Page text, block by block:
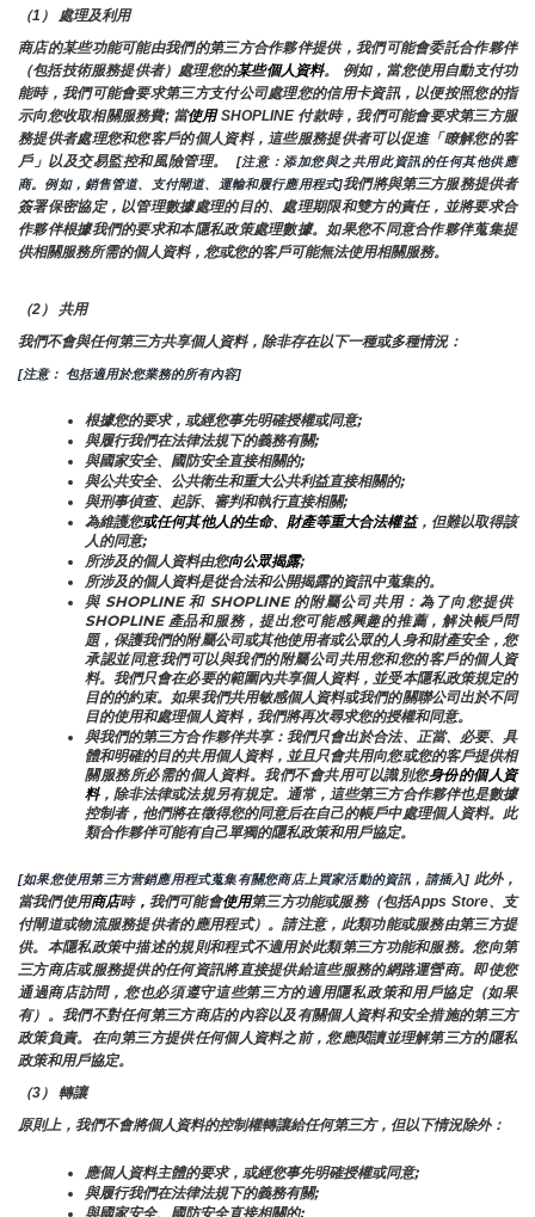
（1） 處理及利用
商店的某些功能可能由我們的第三方合作夥伴提供，我們可能會委託合作夥伴
（包括技術服務提供者）處理您的某些個人資料。 例如，當您使用自動支付功
能時，我們可能會要求第三方支付公司處理您的信用卡資訊，以便按照您的指
示向您收取相關服務費; 當使用 SHOPLINE 付款時，我們可能會要求第三方服
務提供者處理您和您客戶的個人資料，這些服務提供者可以促進「瞭解您的客
戶」以及交易監控和風險管理。
[注意：添加您與之共用此資訊的任何其他供應
商。例如，銷售管道、支付閘道、運輸和履行應用程式]我們將與第三方服務提供者
簽署保密協定，以管理數據處理的目的、處理期限和雙方的責任，並將要求合
作夥伴根據我們的要求和本隱私政策處理數據。如果您不同意合作夥伴蒐集提
供相關服務所需的個人資料，您或您的客戶可能無法使用相關服務。
（2） 共用
我們不會與任何第三方共享個人資料，除非存在以下一種或多種情況：
[注意： 包括適用於您業務的所有內容]
根據您的要求，或經您事先明確授權或同意;
與履行我們在法律法規下的義務有關;
與國家安全、國防安全直接相關的;
與公共安全、公共衛生和重大公共利益直接相關的;
與刑事偵查、起訴、審判和執行直接相關;
為維護您或任何其他人的生命、財產等重大合法權益，但難以取得該
人的同意;
所涉及的個人資料由您向公眾揭露;
所涉及的個人資料是從合法和公開揭露的資訊中蒐集的。
與 SHOPLINE 和 SHOPLINE 的附屬公司共用：為了向您提供
SHOPLINE 產品和服務，提出您可能感興趣的推薦，解決帳戶問
題，保護我們的附屬公司或其他使用者或公眾的人身和財產安全，您
承認並同意我們可以與我們的附屬公司共用您和您的客戶的個人資
料。我們只會在必要的範圍內共享個人資料，並受本隱私政策規定的
目的的約束。如果我們共用敏感個人資料或我們的關聯公司出於不同
目的使用和處理個人資料，我們將再次尋求您的授權和同意。
與我們的第三方合作夥伴共享：我們只會出於合法、正當、必要、具
體和明確的目的共用個人資料，並且只會共用向您或您的客戶提供相
關服務所必需的個人資料。我們不會共用可以識別您身份的個人資
料，除非法律或法規另有規定。通常，這些第三方合作夥伴也是數據
控制者，他們將在徵得您的同意后在自己的帳戶中處理個人資料。此
類合作夥伴可能有自己單獨的隱私政策和用戶協定。
[如果您使用第三方营銷應用程式蒐集有關您商店上買家活動的資訊，請插入] 此外，
當我們使用商店時， 我們可能會使用第三方功能或服務（包括Apps Store、支
付閘道或物流服務提供者的應用程式）。請注意，此類功能或服務由第三方提
供。本隱私政策中描述的規則和程式不適用於此類第三方功能和服務。您向第
三方商店或服務提供的任何資訊將直接提供給這些服務的網路運營商。即使您
通過商店訪問，您也必須遵守這些第三方的適用隱私政策和用戶協定（如果
有）。我們不對任何第三方商店的內容以及有關個人資料和安全措施的第三方
政策負責。在向第三方提供任何個人資料之前，您應閱讀並理解第三方的隱私
政策和用戶協定。
（3） 轉讓
原則上，我們不會將個人資料的控制權轉讓給任何第三方，但以下情況除外：
應個人資料主體的要求，或經您事先明確授權或同意;
與履行我們在法律法規下的義務有關;
與國家安全、國防安全直接相關的;